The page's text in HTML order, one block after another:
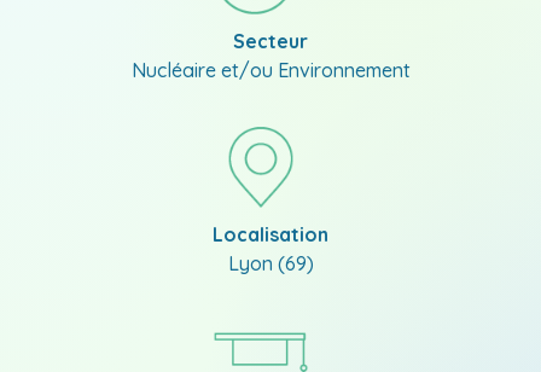
Secteur
Nucléaire et/ou Environnement
Localisation
Lyon (69)